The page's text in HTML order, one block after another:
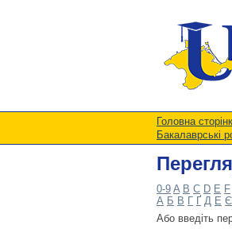
Головна
Бакалаврські
0-9 A B C D E F
А Б В Г Ґ Д Е Є
Або введіть